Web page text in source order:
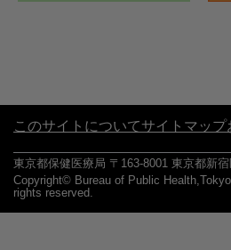
このサイトについてサイトマップ
東京都保健医療局 〒163-8001 東京都新
Copyright© Bureau of Public
rights reserved.